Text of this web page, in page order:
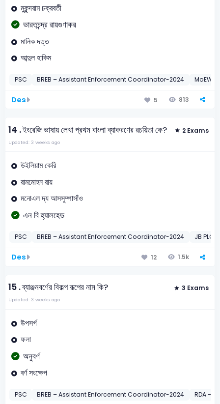
মুকুন্দরাম চক্রবর্তী
ভারতচন্দ্র রায়গুণাকর
মানিক দত্ত
আব্দুল হাকিম
PSC BREB – Assistant Enforcement Coordinator-2024
Des 5 813
14 .ইংরেজি ভাষায় লেখা প্রথম বাংলা ব্যাকরণের রচয়িতা কে? 2 Exams
Updated: 3 weeks ago
উইলিয়াম কেরি
রামমোহন রায়
মনোএল দ্য আসসুম্পাসাঁও
এন বি হ্যালহেড
PSC BREB – Assistant Enforcement Coordinator-2024 JB PLC
Des 12 1.5k
15 .ব্যাঞ্জনবর্ণের বিকল্প রূপের নাম কি? 3 Exams
Updated: 3 weeks ago
উপসর্গ
ফলা
অনুবর্ণ
বর্ণ সংক্ষেপ
PSC BREB – Assistant Enforcement Coordinator-2024 RDA –